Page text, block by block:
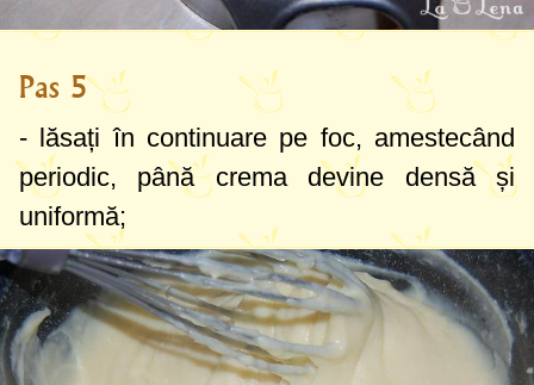
Pas 5
- lăsați în continuare pe foc, amestecând
periodic, până crema devine densă și
uniformă;